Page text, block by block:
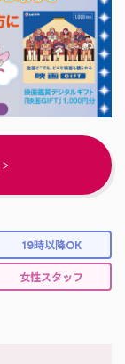
19時以降OK
女性スタッフ